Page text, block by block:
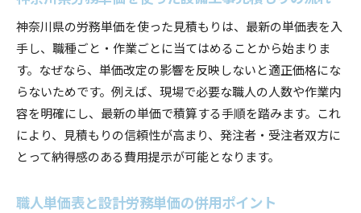
神奈川県の労務単価を使った見積もりは、最新の単価表を入
手し、職種ごと・作業ごとに当てはめることから始まりま
す。なぜなら、単価改定の影響を反映しないと適正価格にな
らないためです。例えば、現場で必要な職人の人数や作業内
容を明確にし、最新の単価で積算する手順を踏みます。これ
により、見積もりの信頼性が高まり、発注者・受注者双方に
とって納得感のある費用提示が可能となります。
職人単価表と設計労務単価の併用ポイント